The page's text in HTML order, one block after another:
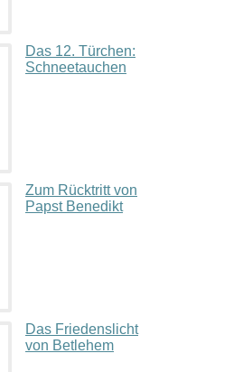
Das 12. Türchen:
Schneetauchen
Zum Rücktritt von
Papst Benedikt
Das Friedenslicht
von Betlehem